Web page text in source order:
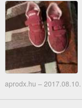
aprodx.hu – 2017.08.10.